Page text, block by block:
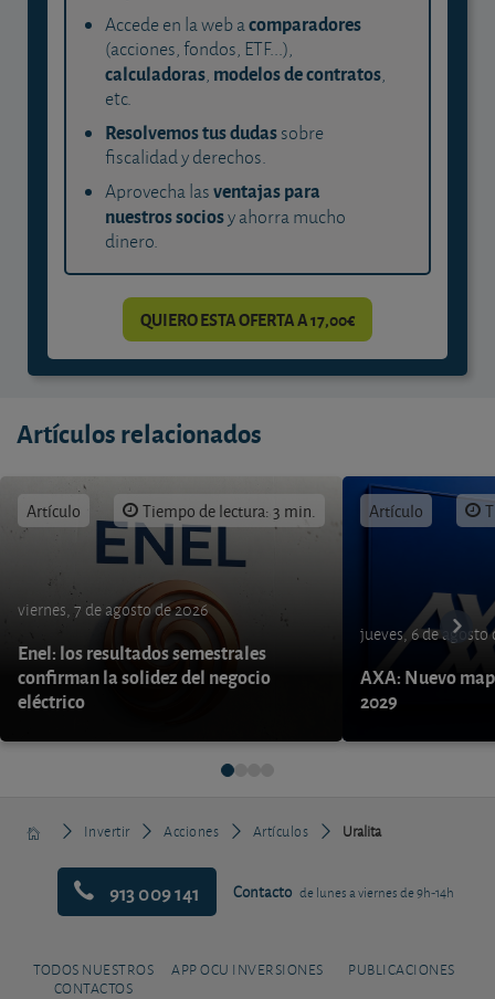
Accede en la web acomparadores
(acciones, fondos, ETF...),
calculadoras, modelos de contratos,
etc.
Resolvemos tus dudassobre
fiscalidad y derechos.
Aprovecha lasventajas para
nuestros sociosy ahorra mucho
dinero.
QUIERO ESTA OFERTA A 17,00€
Artículos relacionados
Artículo Tiempo de lectura: 3 min.
viernes, 7 de agosto de 2026
Enel: los resultados semestrales
confirman la solidez del negocio
eléctrico
Artículo
jueves, 6 de agosto
AXA: Nuevo
2029
Invertir Acciones Artículos Uralita
913 009 141 Contacto de lunes a viernes de 9h-14h
TODOS NUESTROS
CONTACTOS
APP OCU INVERSIONES PUBLICACIONES